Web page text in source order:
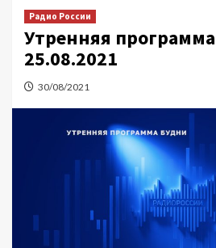
Радио России
Утренняя
25.08.2021
30/08/2021